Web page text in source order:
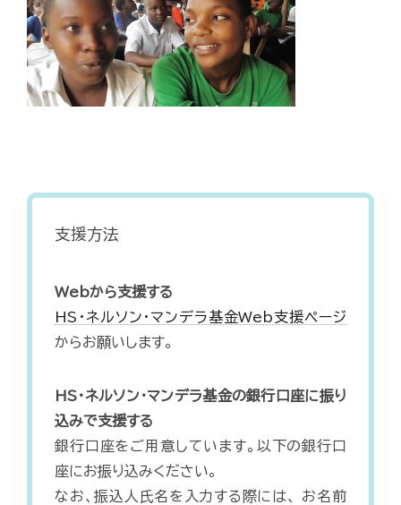
支援方法
Webから支援する
HS・ネルソン・マンデラ基金Web支援ページ
からお願いします。
HS・ネルソン・マンデラ基金の銀行口座に振り
込みで支援する
銀行口座をご用意しています。以下の銀行口
座にお振り込みください。
なお、振込人氏名を入力する際には、 お名前